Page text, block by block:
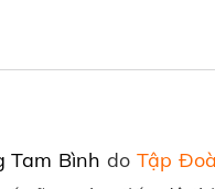
Tam Bình doTập